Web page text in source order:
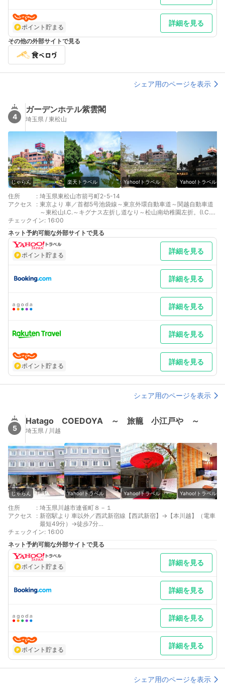
ポイント貯まる 詳細を見る
その他の外部サイトで見る
シェア用のページを表示
4
ガーデンホテル紫雲閣
埼玉県 / 東松山
じゃらん 楽天トラベル Yahoo!トラベル Yahoo!トラベル
住所 : 埼玉県東松山市箭弓町2-5-14
アクセス
: 東京より 車／首都5号池袋線～東京外環自動車道～関越自動車道
～東松山I.C.～キグナス左折し道なり～松山南幼稚園左折。(I.C.よ
り5分)
最寄り駅１ 東松山
補足 車／大型車 1,100円/泊 ※要予約制
チェックイン: 16:00
ネット予約可能な外部サイトで見る
ポイント貯まる 詳細を見る
詳細を見る
詳細を見る
詳細を見る
ポイント貯まる 詳細を見る
シェア用のページを表示
5
Hatago COEDOYA ～ 旅籠 小江戸や ～
埼玉県 / 川越
じゃらん Yahoo!トラベル Yahoo!トラベル Yahoo!トラベル
住所 : 埼玉県川越市連雀町８－１
アクセス
: 新宿駅より 車以外／西武新宿線【西武新宿】→【本川越】（電車
最短49分）→徒歩7分
池袋駅より 車以外／東武東上線【池袋】→【川越市】（電車33
分）→徒歩12分
最寄り駅１ 本川越
最寄り駅２ 川越市
最寄り駅３ 川越
補足 車／提携駐車場のご案内 /予約不可/台数制限あり提携駐車
場の詳細は、以下のURLをご確認ください（最大料金ない時期も
あり）https://hatago-coedoya.com/parking/駐車されたお客様
はチェックイン時にお声掛け下さい入庫より24時間駐車券を500
チェックイン: 16:00
ネット予約可能な外部サイトで見る
ポイント貯まる 詳細を見る
詳細を見る
詳細を見る
ポイント貯まる 詳細を見る
シェア用のページを表示